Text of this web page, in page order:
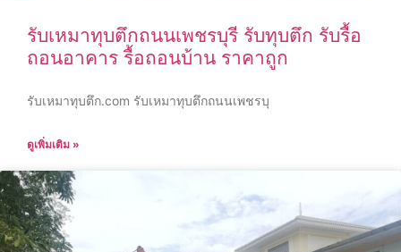
รับเหมาทุบตึกถนนเพชรบุรี รับทุบตึก รับรื้อ
ถอนอาคาร รื้อถอนบ้าน ราคาถูก
รับเหมาทุบตึก.com รับเหมาทุบตึกถนนเพชรบุ
ดูเพิ่มเติม »